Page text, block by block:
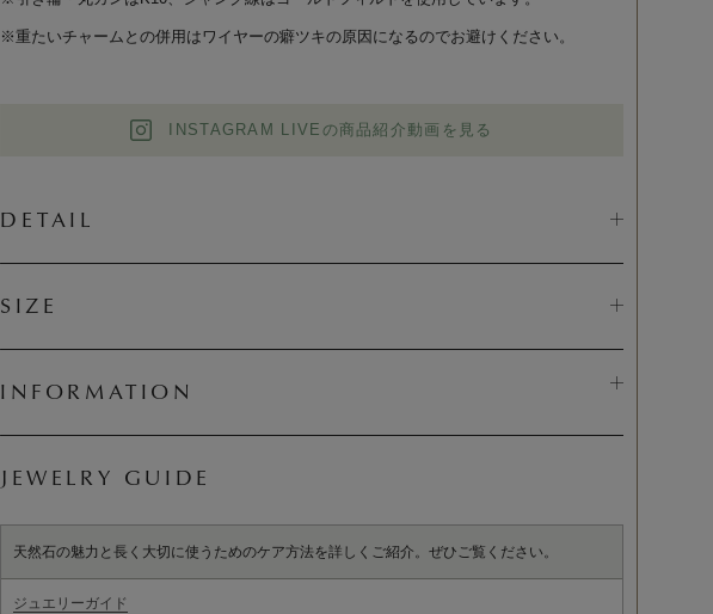
※重たいチャームとの併用はワイヤーの癖ツキの原因になるのでお避けください。
INSTAGRAM LIVEの商品紹介動画を見る
DETAIL
SIZE
INFORMATION
JEWELRY GUIDE
天然石の魅力と長く大切に使うためのケア方法を詳しくご紹介。ぜひご覧ください。
ジュエリーガイド